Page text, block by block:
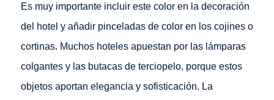
Es muy importante incluir este color en la decoración
del hotel y añadir pinceladas de color en los cojines o
cortinas. Muchos hoteles apuestan por las lámparas
colgantes y las butacas de terciopelo, porque estos
objetos aportan elegancia y sofisticación. La